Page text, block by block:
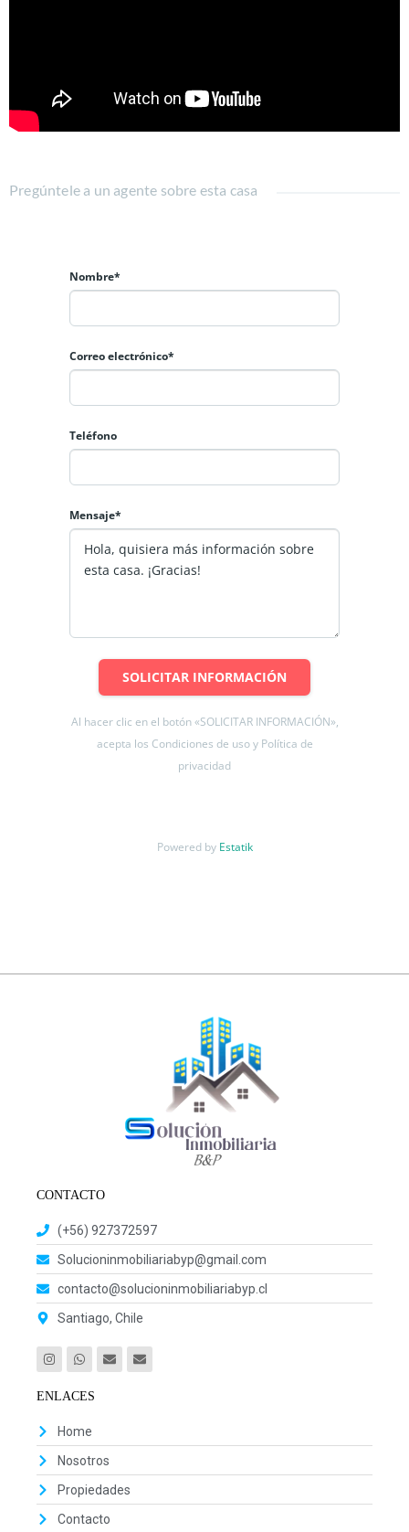
Jardines formados con riego automático. Piscina revestida en
cuarzo. Ventanas de pvc/termopanel y calefacción central por
Pregúntele a un agente sobre esta casa
Nombre*
Correo electrónico*
Teléfono
Mensaje*
SOLICITAR INFORMACIÓN
Al hacer clic en el botón «SOLICITAR INFORMACIÓN»,
acepta los Condiciones de uso y Política de
privacidad
Powered by Estatik
CONTACTO
(+56) 927372597
Solucioninmobiliariabyp@gmail.com
contacto@solucioninmobiliariabyp.cl
Santiago, Chile
ENLACES
Home
Nosotros
Propiedades
Contacto